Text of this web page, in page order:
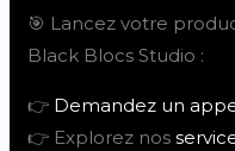
🎯 Lancez votre
Black Blocs Studio :
👉 Demandez un
👉 Explorez nos